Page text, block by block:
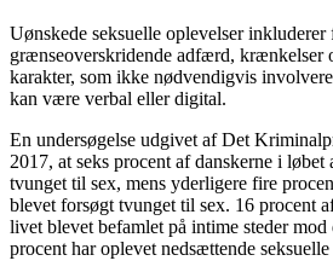
Uønskede seksuelle oplevelser
grænseoverskridende adfærd, krænkelser
karakter, som ikke nødvendigvis
kan være verbal eller digital.
En undersøgelse udgivet af Det
2017, at seks procent af danskerne i
tvunget til sex, mens yderligere fire
blevet forsøgt tvunget til sex. 16 procent
livet blevet befamlet på intime steder mod
procent har oplevet nedsættende